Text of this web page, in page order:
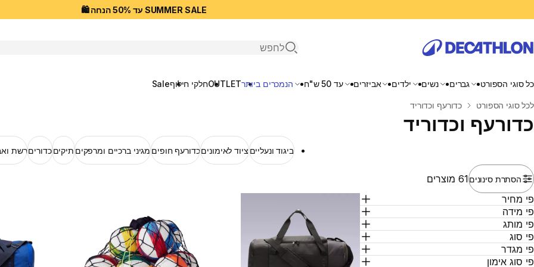
SUMMER SALE עד 50% הנחה 🛍️
פתיחת חיפוש
כל סוגי הספורט גברים נשים ילדים אביזרים עד 50 ש"ח הנמכרים ביותרOUTLETחלקי חילוףSale
בית
לכל סוגי הספורט כדורעף וכדוריד
כדורעף וכדוריד
ביגוד ונעליים ציוד לאימוניםכדורעף חופים מגיני ברכיים ומרפקים תיקים כדוריםרשת
הסתרת סינונים61 מוצרים
מחיר
מידה
מותג
סוג
מגדר
סוג אימון